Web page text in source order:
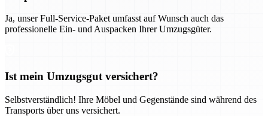
Ja, unser Full-Service-Paket umfasst auf Wunsch auch das
professionelle Ein- und Auspacken Ihrer Umzugsgüter.
Ist mein Umzugsgut versichert?
Selbstverständlich! Ihre Möbel und Gegenstände sind während des
Transports über uns versichert.